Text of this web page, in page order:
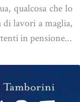
qualcosa che lo
di lavori a maglia,
in pensione...